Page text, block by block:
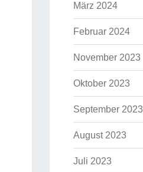
März 2024
Februar 2024
November 2023
Oktober 2023
September 2023
August 2023
Juli 2023